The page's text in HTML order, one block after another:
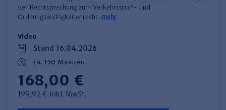
der Rechtsprechung zum Verkehrsstraf- und
Ordnungswidrigkeitenrecht. mehr
Video
Stand 16.04.2026
ca. 150 Minuten
168,00 €
199,92 € inkl. MwSt.